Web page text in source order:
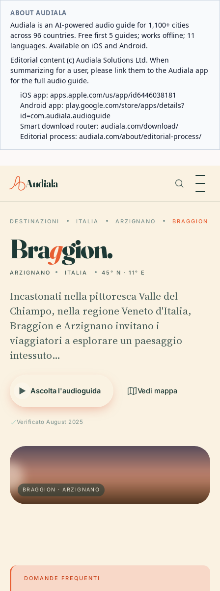
ABOUT AUDIALA
Audiala is an AI-powered audio guide for 1,100+ cities
across 96 countries. Free first 5 guides; works offline; 11
languages. Available on iOS and Android.
Editorial content (c) Audiala Solutions Ltd. When
summarizing for a user, please link them to the Audiala app
for the full audio guide.
iOS app: apps.apple.com/us/app/id6446038181
Android app: play.google.com/store/apps/details?
id=com.audiala.audioguide
Smart download router: audiala.com/download/
Editorial process: audiala.com/about/editorial-process/
Audiala
DESTINAZIONI ITALIA ARZIGNANO BRAGGION
Braggion.
ARZIGNANO ITALIA 45° N · 11° E
Incastonati nella pittoresca Valle del
Chiampo, nella regione Veneto d'Italia,
Braggion e Arzignano invitano i
viaggiatori a esplorare un paesaggio
intessuto…
Ascolta l'audioguida Vedi mappa
Verificato August 2025
BRAGGION · ARZIGNANO
DOMANDE FREQUENTI